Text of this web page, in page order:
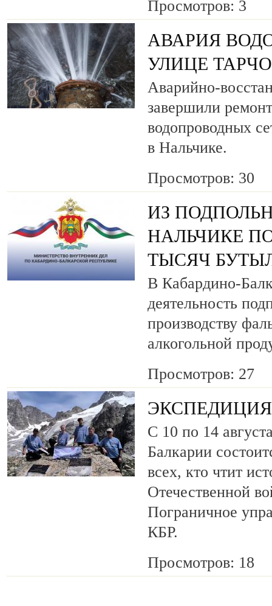
Просмотров: 3
АВАРИЯ
УЛИЦЕ
Аварийно-
завершили
водопроводных
в Нальчике.
Просмотров: 30
ИЗ
НАЛЬЧИКЕ
ТЫСЯЧ
В Кабардино-
деятельность
производству
алкогольной
Просмотров: 27
С 10 по 14
Балкарии
всех, кто чтит
Отечественной
Пограничное
КБР.
Просмотров: 18